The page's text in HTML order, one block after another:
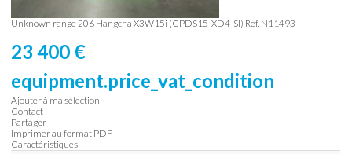
Unknown range 206 HangchaX3W15i (CPDS15-XD4-SI) Ref. N11493
23 400 €
equipment.price_vat_condition
Ajouter à ma sélection
Contact
Partager
Imprimer au format PDF
Caractéristiques